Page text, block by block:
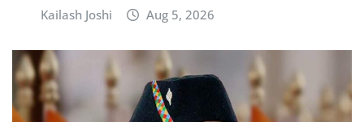
Kailash Joshi Aug 5, 2026